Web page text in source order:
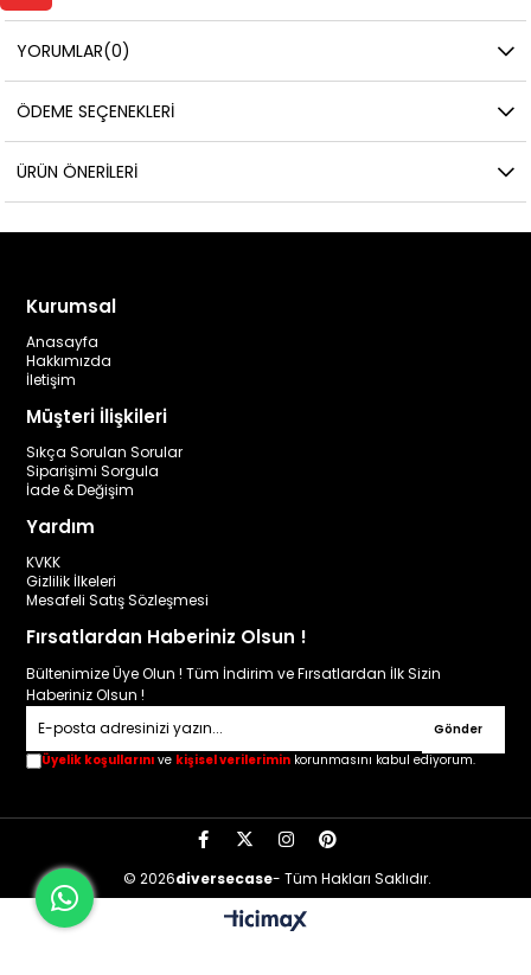
YORUMLAR(0)
ÖDEME SEÇENEKLERI
ÜRÜN ÖNERILERI
Kurumsal
Anasayfa
Hakkımızda
İletişim
Müşteri İlişkileri
Sıkça Sorulan Sorular
Siparişimi Sorgula
İade & Değişim
Yardım
KVKK
Gizlilik İlkeleri
Mesafeli Satış Sözleşmesi
Fırsatlardan Haberiniz Olsun !
Bültenimize Üye Olun ! Tüm İndirim ve Fırsatlardan İlk Sizin
Haberiniz Olsun !
Gönder
Üyelik koşullarını ve kişisel verilerimin korunmasını kabul ediyorum.
© 2026diversecase- Tüm Hakları Saklıdır.